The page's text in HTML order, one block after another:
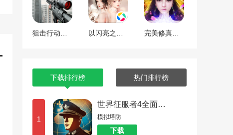
下载排行榜 热门排行榜
1
世界征服者4全面战争
模拟塔防
下载